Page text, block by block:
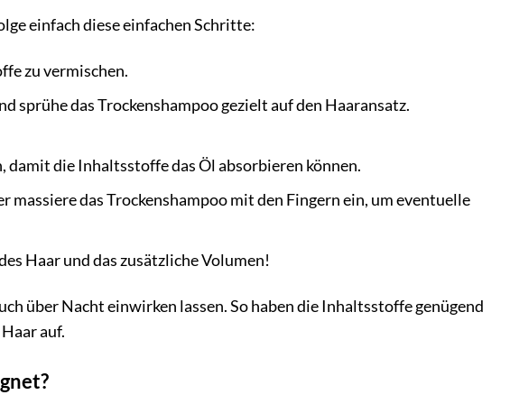
einfach diese einfachen Schritte:
zu vermischen.
sprühe das Trockenshampoo gezielt auf den Haaransatz.
die Inhaltsstoffe das Öl absorbieren können.
massiere das Trockenshampoo mit den Fingern ein, um eventuelle
Haar und das zusätzliche Volumen!
über Nacht einwirken lassen. So haben die Inhaltsstoffe genügend
auf.